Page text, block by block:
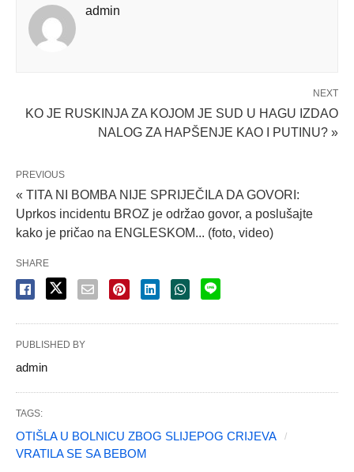
admin
NEXT
KO JE RUSKINJA ZA KOJOM JE SUD U HAGU IZDAO
NALOG ZA HAPŠENJE KAO I PUTINU? »
PREVIOUS
« TITA NI BOMBA NIJE SPRIJEČILA DA GOVORI:
Uprkos incidentu BROZ je održao govor, a poslušajte
kako je pričao na ENGLESKOM... (foto, video)
SHARE
PUBLISHED BY
admin
TAGS:
OTIŠLA U BOLNICU ZBOG SLIJEPOG CRIJEVA
VRATILA SE SA BEBOM